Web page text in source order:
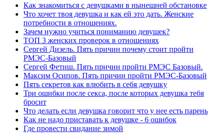
Как знакомиться с девушками в нынешней обстановке
Что хочет твоя девушка и как ей это дать. Женские
потребности в отношениях.
Зачем нужно учиться пониманию девушек?
ТОП 3 женских проверок в отношениях
Сергей Дизель. Пять причин почему стоит пройти
РМЭС-Базовый
Сергей Фетиш. Пять причин пройти РМЭС Базовый.
Максим Осипов. Пять причин пройти РМЭС-Базовый
Пять секретов как влюбить в себя девушку
Три ошибки после секса, после которых девушка тебя
бросит
Что делать если девушка говорит что у нее есть парень
Как не надо приставать к девушке - 6 ошибок
Где провести свидание зимой